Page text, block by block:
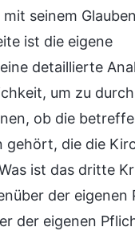
mit seinem
ist die eigene
detaillierte
um zu
ob die
gehört, die die
ist das dritte
der eigenen
der eigenen